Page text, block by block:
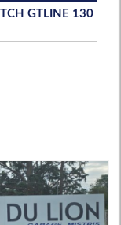
GTLINE 130